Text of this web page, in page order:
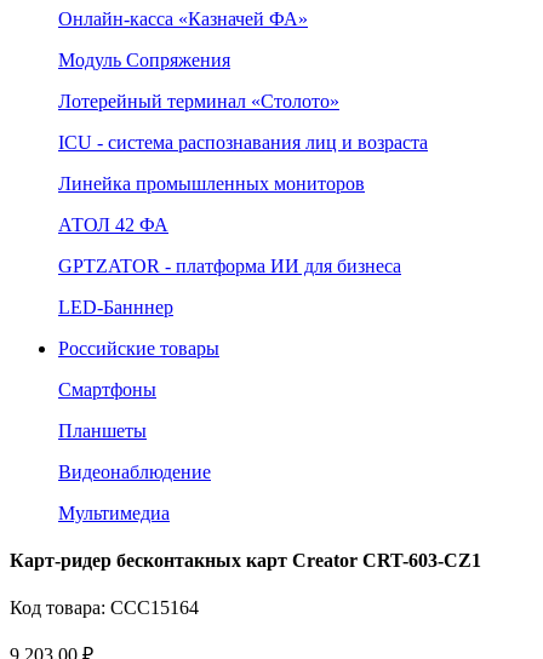
Онлайн‑касса «Казначей ФА»
Модуль Сопряжения
Лотерейный терминал «Столото»
ICU - система распознавания лиц и возраста
Линейка промышленных мониторов
АТОЛ 42 ФА
GPTZATOR - платформа ИИ для бизнеса
LED-Банннер
Российские товары
Смартфоны
Планшеты
Видеонаблюдение
Мультимедиа
Карт-ридер бесконтакных карт Creator CRT-603-CZ1
Код товара: ССС15164